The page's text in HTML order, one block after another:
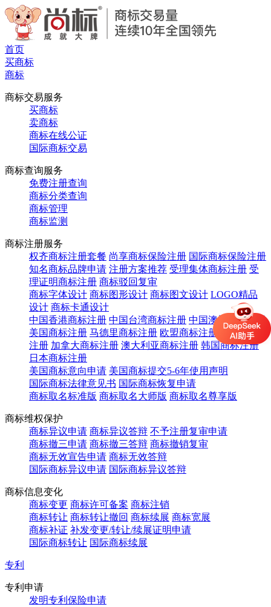
首页
买商标
商标
商标交易服务
买商标
卖商标
商标在线公证
国际商标交易
商标查询服务
免费注册查询
商标分类查询
商标管理
商标监测
商标注册服务
权齐商标注册套餐 尚享商标保险注册 国际商标保险注册
知名商标品牌申请 注册方案推荐 受理集体商标注册 受
理证明商标注册 商标驳回复审
商标字体设计 商标图形设计 商标图文设计 LOGO精品
设计 商标卡通设计
中国香港商标注册 中国台湾商标注册 中国澳门商标注册
美国商标注册 马德里商标注册 欧盟商标注册
英国商标
注册 加拿大商标注册 澳大利亚商标注册 韩国商标注册
日本商标注册
美国商标意向申请 美国商标提交5-6年使用声明
国际商标法律意见书 国际商标恢复申请
商标取名标准版 商标取名大师版 商标取名尊享版
商标维权保护
商标异议申请 商标异议答辩 不予注册复审申请
商标撤三申请 商标撤三答辩 商标撤销复审
商标无效宣告申请 商标无效答辩
国际商标异议申请 国际商标异议答辩
商标信息变化
商标变更 商标许可备案 商标注销
商标转让 商标转让撤回 商标续展 商标宽展
商标补证 补发变更/转让/续展证明申请
国际商标转让 国际商标续展
专利
专利申请
发明专利保险申请